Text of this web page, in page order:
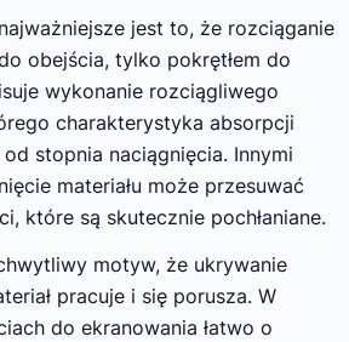
jest to, że rozciąganie
obejścia, tylko pokrętłem do
wykonanie rozciągliwego
charakterystyka absorpcji
stopnia naciągnięcia. Innymi
materiału może przesuwać
które są skutecznie pochłaniane.
motyw, że ukrywanie
pracuje i się porusza. W
do ekranowania łatwo o